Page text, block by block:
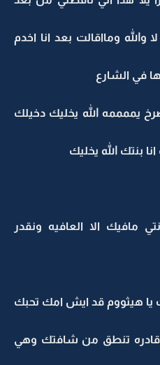
ومااقالت بعد انا اخدم
في الشارع
يممممه الله يخليك دخيلك
بنتك الله يخليك
مافيك الا العافيه ونقدر
يا هيثووم قد ايش امك تحبك
تنطق من شافتك وهي